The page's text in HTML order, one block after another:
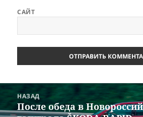
САЙТ
Навигация
по
записям
НАЗАД
Предыдущая
После обеда в